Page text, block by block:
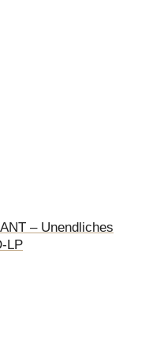
– Unendliches
LP